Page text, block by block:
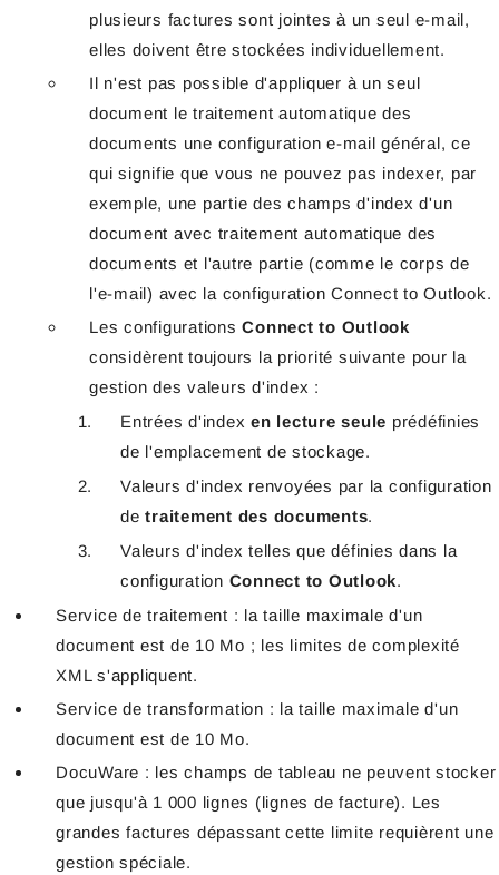
plusieurs factures sont jointes à un seul e-mail,
elles doivent être stockées individuellement.
Il n'est pas possible d'appliquer à un seul
document le traitement automatique des
documents une configuration e-mail général, ce
qui signifie que vous ne pouvez pas indexer, par
exemple, une partie des champs d'index d'un
document avec traitement automatique des
documents et l'autre partie (comme le corps de
l'e-mail) avec la configuration Connect to Outlook.
Les configurationsConnect to Outlook
considèrent toujours la priorité suivante pour la
gestion des valeurs d'index :
Entrées d'index en lecture seule prédéfinies
de l'emplacement de stockage.
Valeurs d'index renvoyées par la configuration
detraitement des documents.
Valeurs d'index telles que définies dans la
configuration Connect to Outlook.
Service de traitement : la taille maximale d'un
document est de 10 Mo ; les limites de complexité
XML s'appliquent.
Service de transformation : la taille maximale d'un
document est de 10 Mo.
DocuWare : les champs de tableau ne peuvent stocker
que jusqu'à 1 000 lignes (lignes de facture). Les
grandes factures dépassant cette limite requièrent une
gestion spéciale.